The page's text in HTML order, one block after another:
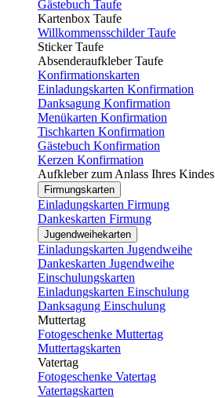
Gästebuch Taufe
Kartenbox Taufe
Willkommensschilder Taufe
Sticker Taufe
Absenderaufkleber Taufe
Konfirmationskarten
Einladungskarten Konfirmation
Danksagung Konfirmation
Menükarten Konfirmation
Tischkarten Konfirmation
Gästebuch Konfirmation
Kerzen Konfirmation
Aufkleber zum Anlass Ihres Kindes
Firmungskarten
Einladungskarten Firmung
Dankeskarten Firmung
Jugendweihekarten
Einladungskarten Jugendweihe
Dankeskarten Jugendweihe
Einschulungskarten
Einladungskarten Einschulung
Danksagung Einschulung
Muttertag
Fotogeschenke Muttertag
Muttertagskarten
Vatertag
Fotogeschenke Vatertag
Vatertagskarten